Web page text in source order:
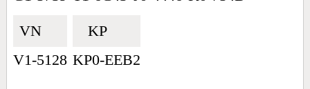
VN🇻🇳
V1-5128
KP🇰🇵
KP0-EEB2